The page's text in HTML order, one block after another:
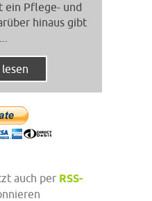
ein Pflege- und
hinaus gibt
auch per RSS-